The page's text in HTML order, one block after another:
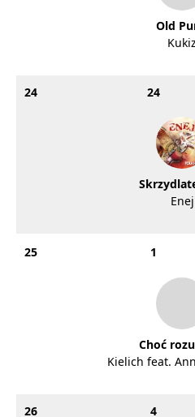
Old
Kukiz
24 24
Enej
25 1
Choć
Kielich feat.
26 4